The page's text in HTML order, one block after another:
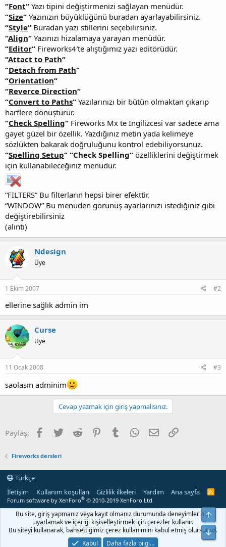
“Font“ Yazı tipini değiştirmenizi sağlayan menüdür.
“Size“ Yazınızın büyüklüğünü buradan ayarlayabilirsiniz.
“Style“ Buradan yazı stillerini seçebilirsiniz.
“Align“ Yazınızı hizalamaya yarayan menüdür.
“Editor“ Fireworks4′te alıştığımız yazı editörüdür.
“Attact to Path“
“Detach from Path“
“Orientation“
“Reverce Direction“
“Convert to Paths“ Yazılarınızı bir bütün olmaktan çıkarıp
harflere dönüştürür.
“Check Spelling“ Fireworks Mx te İngilizcesi var sadece ama
gayet güzel bir özellik. Yazdığınız metin yada kelimeye
sözlükten bakarak doğruluğunu kontrol edebiliyorsunuz.
“Spelling Setup“ “Check Spelling” özelliklerini değiştirmek
için kullanabileceğiniz menüdür.
“FILTERS” Bu filterların hepsi birer efekttir.
“WINDOW” Bu menüden görünüş ayarlarınızı istediğiniz gibi
değiştirebilirsiniz
(alıntı)
Ndesign
Üye
1 Ekim 2007 #2
ellerine sağlık admin im
Curse
Üye
11 Ocak 2008 #3
saolasın adminim
Cevap yazmak için giriş yapmalısınız.
Paylaş: Facebook
TwitterReddit PinterestTumblrWhatsApp
E-postaLink
Fireworks dersleri
Türkçe
İletişim
Kullanım koşulları Gizlilik ilkeleri Yardım Ana sayfa
R
Forum software by XenForo® © 2010-2019 XenForo Ltd.
Bu site, giriş yapmanız veya kayıt olmanız durumunda deneyimlerinizi
uyarlamak ve içeriği kişiselleştirmek için çerezler kullanır.
Bu siteyi kullanarak, bahsettiğimiz çerez kullanımını kabul etmiş olursunuz.
Kabul
Daha fazla bilgi…
Alt